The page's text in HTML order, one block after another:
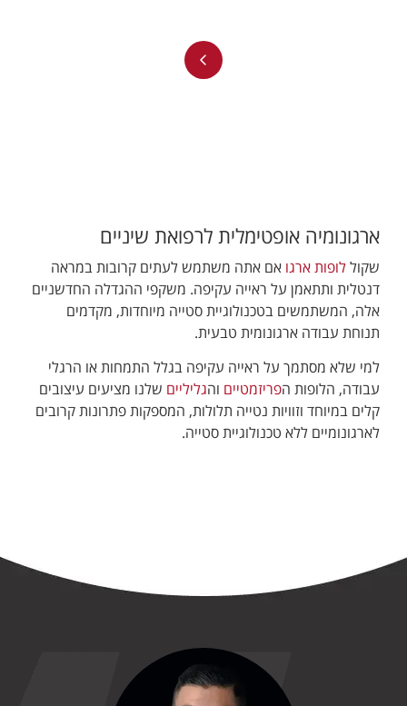
ארגונומיה אופטימלית לרפואת שיניים
שקוללופות ארגו אם אתה משתמש לעתים קרובות במראה
דנטלית ותתאמן על ראייה עקיפה. משקפי ההגדלה החדשניים
אלה, המשתמשים בטכנולוגיית סטייה מיוחדות, מקדמים
תנוחת עבודה ארגונומית טבעית.
למי שלא מסתמך על ראייה עקיפה בגלל התמחות או הרגלי
עבודה, הלופות הפריזמטיים והגליליים שלנו מציעים עיצובים
קלים במיוחד וזוויות נטייה תלולות, המספקות פתרונות קרובים
לארגונומיים ללא טכנולוגיית סטייה.